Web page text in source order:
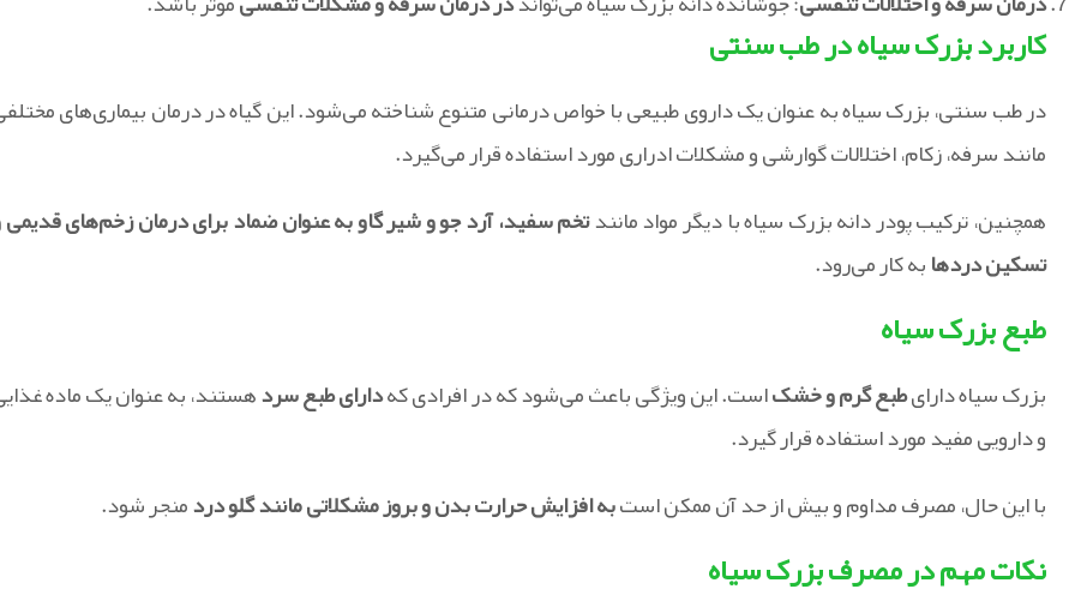
کاربرد بزرک سیاه در طب سنتی
در طب سنتی، بزرک سیاه به عنوان یک داروی طبیعی با خواص درمانی متنوع شناخته می‌شود. این گیاه در درمان بیماری‌های
مانند سرفه، زکام، اختلالات گوارشی و مشکلات ادراری مورد استفاده قرار می‌گیرد.
همچنین، ترکیب پودر دانه بزرک سیاه با دیگر مواد مانندتخم سفید، آرد جو و شیر گاو به عنوان ضماد برای درمان زخم‌های
تسکین دردهابه کار می‌رود.
طبع بزرک سیاه
بزرک سیاه دارایطبع گرم و خشکاست. این ویژگی باعث می‌شود که در افرادی کهدارای طبع سردهستند، به عنوان یک ماده
و دارویی مفید مورد استفاده قرار گیرد.
با این حال، مصرف مداوم و بیش از حد آن ممکن استبه افزایش حرارت بدن و بروز مشکلاتی مانند گلو دردمنجر شود.
نکات مهم در مصرف بزرک سیاه